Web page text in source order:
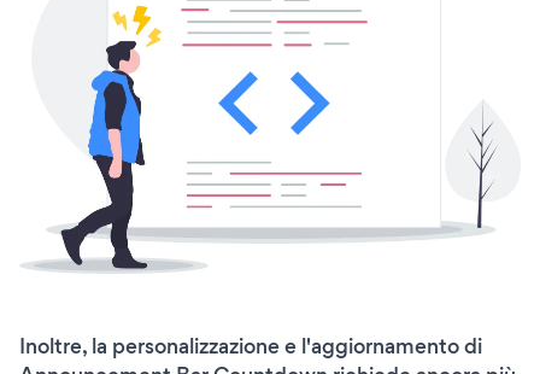
Inoltre, la personalizzazione e l'aggiornamento di